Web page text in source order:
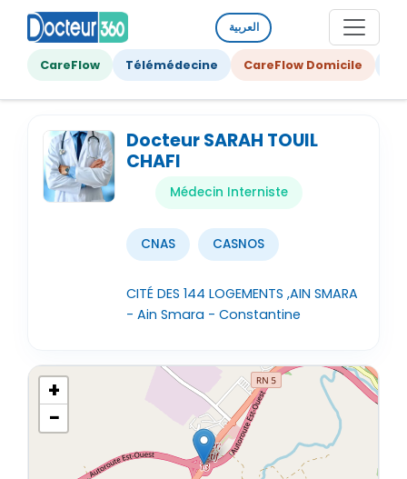
العربية
CareFlow Télémédecine CareFlow Domicile
Docteur SARAH TOUIL
CHAFI
Médecin Interniste
CNAS CASNOS
CITÉ DES 144 LOGEMENTS ,AIN SMARA
- Ain Smara - Constantine
+
−